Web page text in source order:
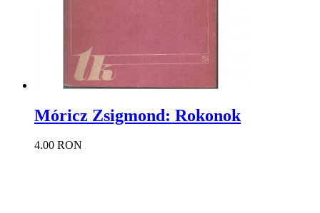
Móricz Zsigmond: Rokonok
4.00 RON